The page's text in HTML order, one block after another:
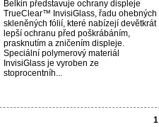
Belkin představuje ochrany displeje
TrueClear™ InvisiGlass, řadu ohebných
skleněných fólií, které nabízejí devětkrát
lepší ochranu před poškrábáním,
prasknutím a zničením displeje.
Speciální polymerový materiál
InvisiGlass je vyroben ze
stoprocentníh...
1